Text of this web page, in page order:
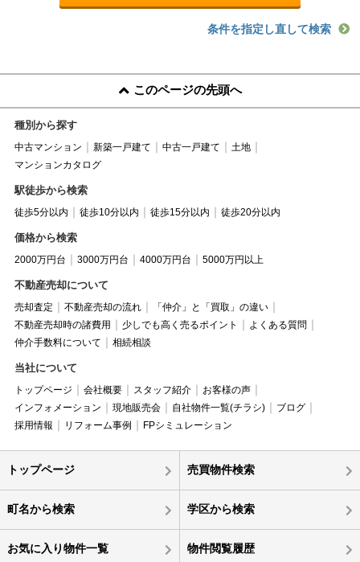
条件を指定し直して検索
このページの先頭へ
種別から探す
中古マンション 新築一戸建て 中古一戸建て
土地
マンションカタログ
駅徒歩から検索
徒歩5分以内 徒歩10分以内 徒歩15分以内 徒歩20分以内
価格から検索
2000万円台 3000万円台 4000万円台 5000万円以上
不動産売却について
売却査定 不動産売却の流れ
「仲介」と「買取」の違い
不動産売却時の諸費用
少しでも高く売るポイント
よくある質問
仲介手数料について
相続相談
当社について
トップページ 会社概要 スタッフ紹介
お客様の声
インフォメーション
現地販売会 自社物件一覧(チラシ)
ブログ
採用情報
リフォーム事例 FPシミュレーション
トップページ 売買物件検索
町名から検索 学区から検索
お気に入り物件一覧 物件閲覧履歴